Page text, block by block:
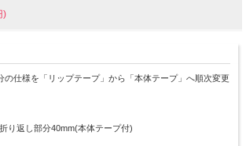
)
仕様を「リップテープ」から「本体テープ」へ順次変更
折り返し部分40mm(本体テープ付)